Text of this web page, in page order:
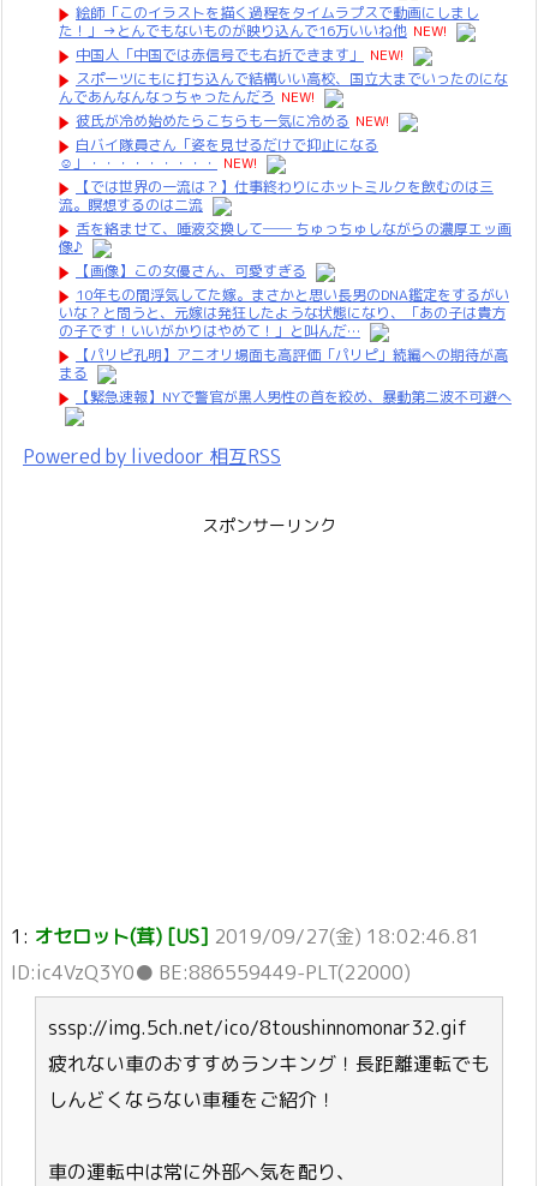
絵師「このイラストを描く過程をタイムラプスで動画にしまし
た！」→とんでもないものが映り込んで16万いいね他 NEW!
中国人「中国では赤信号でも右折できます」
NEW!
スポーツにもに打ち込んで結構いい高校、国立大までいったのにな
んであんなんなっちゃったんだろ NEW!
彼氏が冷め始めたらこちらも一気に冷める NEW!
白バイ隊員さん「姿を見せるだけで抑止になる
☺」・・・・・・・・・
NEW!
【では世界の一流は？】仕事終わりにホットミルクを飲むのは三
流。瞑想するのは二流
舌を絡ませて、唾液交換して── ちゅっちゅしながらの濃厚エッ画
像♪
【画像】この女優さん、可愛すぎる
10年もの間浮気してた嫁。まさかと思い長男のDNA鑑定をするがい
いな？と問うと、元嫁は発狂したような状態になり、「あの子は貴方
の子です！いいがかりはやめて！」と叫んだ…
【パリピ孔明】アニオリ場面も高評価「パリピ」続編への期待が高
まる
【緊急速報】NYで警官が黒人男性の首を絞め、暴動第二波不可避へ
Powered by livedoor 相互RSS
スポンサーリンク
1: オセロット(茸) [US] 2019/09/27(金) 18:02:46.81
ID:ic4VzQ3Y0● BE:886559449-PLT(22000)
sssp://img.5ch.net/ico/8toushinnomonar32.gif
疲れない車のおすすめランキング！長距離運転でも
しんどくならない車種をご紹介！
車の運転中は常に外部へ気を配り、